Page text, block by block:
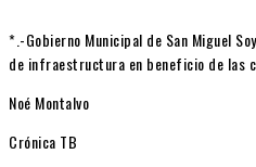
*.-Gobierno Municipal de San Miguel
de infraestructura en beneficio de las
Noé Montalvo
Crónica TB